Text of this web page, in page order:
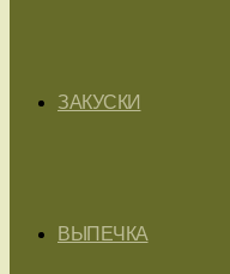
ЗАКУСКИ
ВЫПЕЧКА